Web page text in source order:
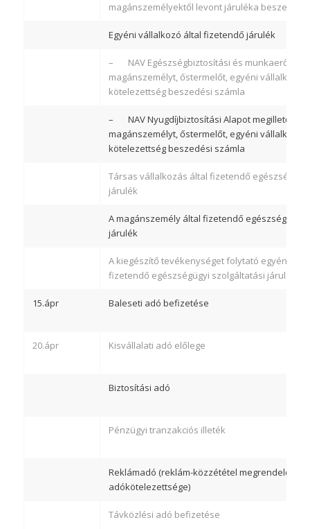
magánszemélyektől levont járuléka beszedési
Egyéni vállalkozó által fizetendő járulék
– NAV Egészségbiztosítási és munkaerő-
magánszemélyt, őstermelőt, egyéni
kötelezettség beszedési számla
– NAV Nyugdíjbiztosítási Alapot megillető
magánszemélyt, őstermelőt, egyéni
kötelezettség beszedési számla
Társas vállalkozás által fizetendő
járulék
A magánszemély által fizetendő egészségügyi
járulék
A kiegészítő tevékenységet folytató egyéni
fizetendő egészségügyi szolgáltatási járulék
15.ápr Baleseti adó befizetése
20.ápr Kisvállalati adó előlege
Biztosítási adó
Pénzügyi tranzakciós illeték
Reklámadó (reklám-közzététel
adókötelezettsége)
Távközlési adó befizetése